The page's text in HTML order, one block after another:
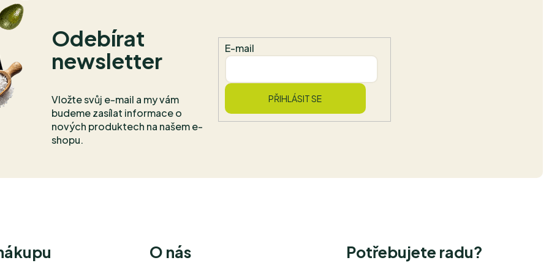
Odebírat
newsletter
Vložte svůj e-mail a my vám
budeme zasílat informace o
nových produktech na našem e-
shopu.
E-mail
PŘIHLÁSIT SE
O nás Potřebujete radu?